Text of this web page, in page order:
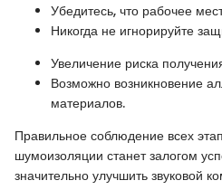
Убедитесь, что рабочее
Никогда не игнорируйте
Увеличение риска
Возможно возникновение
материалов.
Правильное соблюдение всех
шумоизоляции станет залогом
значительно улучшить звуковой